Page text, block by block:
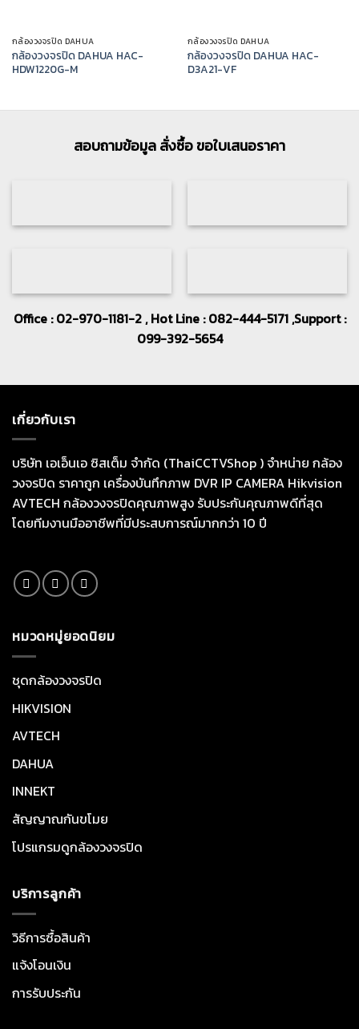
กล้องวงจรปิด DAHUA
กล้องวงจรปิด DAHUA HAC-
HDW1220G-M
กล้องวงจรปิด DAHUA
กล้องวงจรปิด DAHUA HAC-
D3A21-VF
สอบถามข้อมูล สั่งซื้อ ขอใบเสนอราคา
Office : 02-970-1181-2 , Hot Line : 082-444-5171 ,Support :
099-392-5654
เกี่ยวกับเรา
บริษัท เอเอ็นเอ ซิสเต็ม จำกัด (ThaiCCTVShop ) จำหน่าย กล้อง
วงจรปิด ราคาถูก เครื่องบันทึกภาพ DVR IP CAMERA Hikvision
AVTECH กล้องวงจรปิดคุณภาพสูง รับประกันคุณภาพดีที่สุด
โดยทีมงานมืออาชีพที่มีประสบการณ์มากกว่า 10 ปี
หมวดหมู่ยอดนิยม
ชุดกล้องวงจรปิด
HIKVISION
AVTECH
DAHUA
INNEKT
สัญญาณกันขโมย
โปรแกรมดูกล้องวงจรปิด
บริการลูกค้า
วิธีการซื้อสินค้า
แจ้งโอนเงิน
การรับประกัน